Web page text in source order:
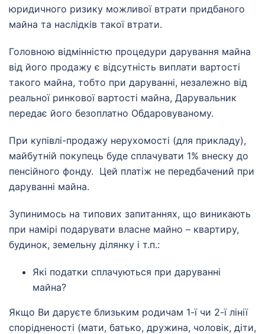
юридичного ризику можливої втрати придбаного
майна та наслідків такої втрати.
Головною відмінністю процедури дарування майна
від його продажу є відсутність виплати вартості
такого майна, тобто при даруванні, незалежно від
реальної ринкової вартості майна, Дарувальник
передає його безоплатно Обдаровуваному.
При купівлі-продажу нерухомості (для прикладу),
майбутній покупець буде сплачувати 1% внеску до
пенсійного фонду. Цей платіж не передбачений при
даруванні майна.
Зупинимось на типових запитаннях, що виникають
при намірі подарувати власне майно – квартиру,
будинок, земельну ділянку і т.п.:
Які податки сплачуються при даруванні
майна?
Якщо Ви даруєте близьким родичам 1-ї чи 2-ї лінії
спорідненості (мати, батько, дружина, чоловік, діти,